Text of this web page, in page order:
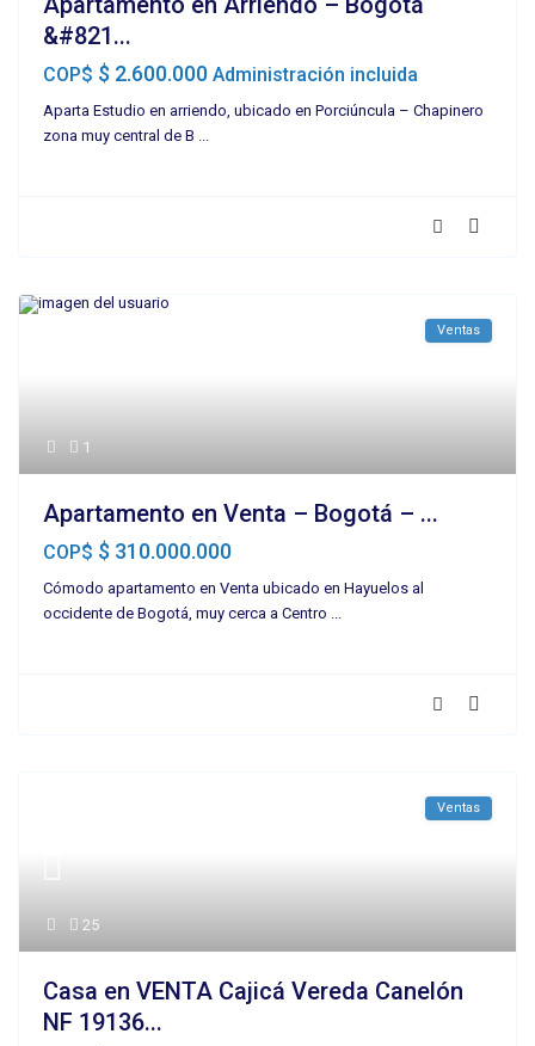
&#821...
COP$ $ 2.600.000Administración incluida
Aparta Estudio en arriendo, ubicado en Porciúncula – Chapinero
zona muy central de B ...
1
Ventas
Apartamento en Venta – Bogotá – ...
COP$ $ 310.000.000
Cómodo apartamento en Venta ubicado en Hayuelos al
occidente de Bogotá, muy cerca a Centro ...
25
Ventas
Casa en VENTA Cajicá Vereda Canelón
NF 19136...